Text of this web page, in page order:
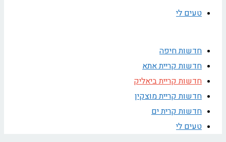
טעים לי
חדשות חיפה
חדשות קריית אתא
חדשות קריית ביאליק
חדשות קריית מוצקין
חדשות קרית ים
טעים לי